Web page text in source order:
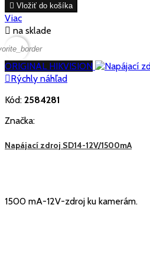
 Vložiť do košíka
Viac
 na sklade
ORIGINAL HIKVISION
Rýchly náhľad
Kód: 2584281
Značka:
Napájací zdroj SD14-12V/1500mA
1500 mA-12V-zdroj ku kamerám.